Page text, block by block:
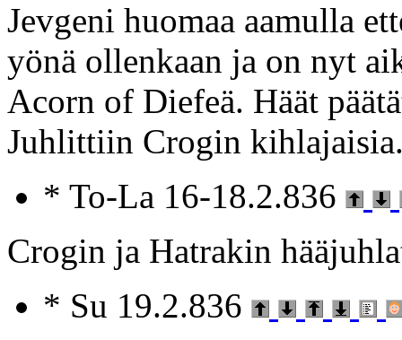
Jevgeni huomaa aamulla
yönä ollenkaan ja on nyt
Acorn of Diefeä. Häät
Juhlittiin Crogin
* To-La 16-18.2.836
Crogin ja Hatrakin
* Su 19.2.836